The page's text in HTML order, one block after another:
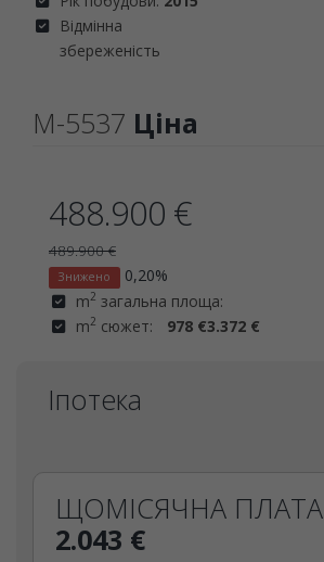
Відмінна
збереженість
M-5537 Ціна
488.900 €
489.900 €
Знижено
0,20%
m2 загальна площа:
3.372 €
m2 сюжет: 978 €
Іпотека
ЩОМІСЯЧНА ПЛАТА
2.043 €